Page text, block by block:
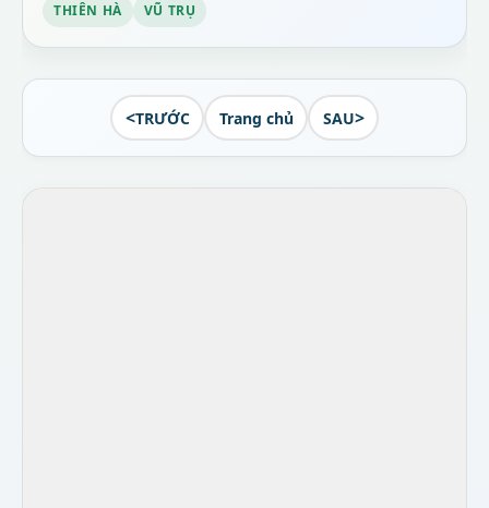
THIÊN HÀ VŨ TRỤ
<TRƯỚC Trang chủ SAU>